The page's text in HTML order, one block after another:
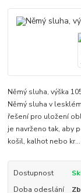
Němý sluha, výška
Němý sluha v
řešení pro uložení
je navrženo tak, aby
košil, kalhot nebo kr...
Dostupnost
Doba odeslání